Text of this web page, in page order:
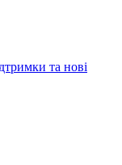
та нові